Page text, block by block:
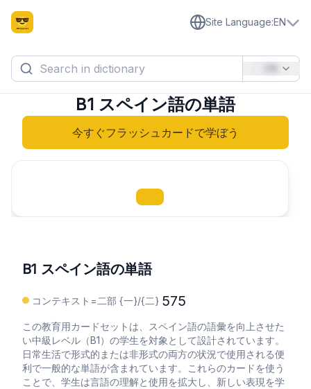
Site Language:EN
B1 スペイン語の単語
今すぐフラッシュカードで学ぼう
B1 スペイン語の単語
コンテキスト=二部 {一}/{二} 575
この教育用カードセットは、スペイン語の語彙を向上させた
い中級レベル（B1）の学生を対象として設計されています。
日常生活で形式的または非形式の両方の状況で使用される便
利で一般的な単語が含まれています。これらのカードを使う
ことで、学生は言語の理解と使用を拡大し、新しい表現を学